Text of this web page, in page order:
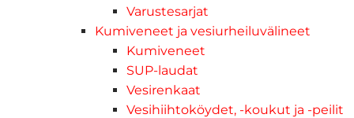
Varustesarjat
Kumiveneet ja vesiurheiluvälineet
Kumiveneet
SUP-laudat
Vesirenkaat
Vesihiihtoköydet, -koukut ja -peilit